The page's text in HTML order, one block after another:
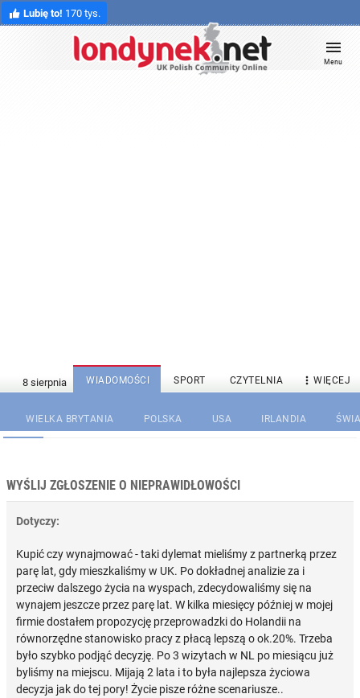
Lubię to! 170 tys.
Menu
WIADOMOŚCI SPORT CZYTELNIA  WIĘCEJ
WIELKA BRYTANIA POLSKA USA IRLANDIA
WYŚLIJ ZGŁOSZENIE O NIEPRAWIDŁOWOŚCI
Dotyczy:
Kupić czy wynajmować - taki dylemat mieliśmy z partnerką przez
parę lat, gdy mieszkaliśmy w UK. Po dokładnej analizie za i
przeciw dalszego życia na wyspach, zdecydowaliśmy się na
wynajem jeszcze przez parę lat. W kilka miesięcy później w mojej
firmie dostałem propozycję przeprowadzki do Holandii na
równorzędne stanowisko pracy z płacą lepszą o ok.20%. Trzeba
było szybko podjąć decyzję. Po 3 wizytach w NL po miesiącu już
byliśmy na miejscu. Mijają 2 lata i to była najlepsza życiowa
decyzja jak do tej pory! Życie pisze różne scenariusze..